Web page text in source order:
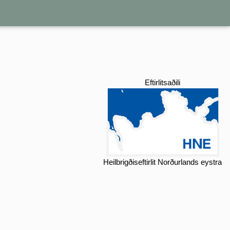
Eftirlitsaðili
Heilbrigðiseftirlit Norðurlands eystra